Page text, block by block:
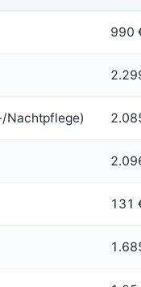
990
Nachtpflege)
131